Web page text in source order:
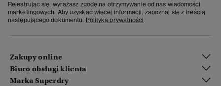
Rejestrując się, wyrażasz zgodę na otrzymywanie od nas wiadomości
marketingowych. Aby uzyskać więcej informacji, zapoznaj się z treścią
następującego dokumentu: Polityka prywatności
Zakupy online
Biuro obsługi klienta
Marka Superdry